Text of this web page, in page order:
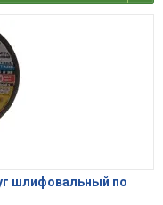
шлифовальный по